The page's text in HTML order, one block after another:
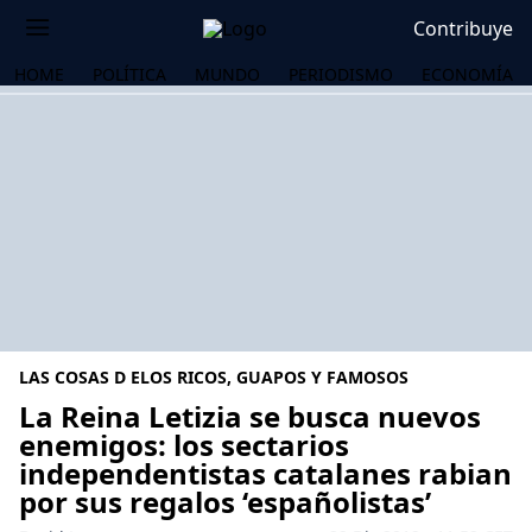
Contribuye
HOME POLÍTICA MUNDO PERIODISMO ECONOMÍA
LAS COSAS D ELOS RICOS, GUAPOS Y FAMOSOS
La Reina Letizia se busca nuevos
enemigos: los sectarios
independentistas catalanes rabian
por sus regalos ‘españolistas’